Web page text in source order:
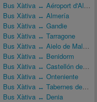
Bus Xàtiva ↔ Aéroport d'Alicante (ALC)
Bus Xàtiva ↔ Almería
Bus Xàtiva ↔ Gandie
Bus Xàtiva ↔ Tarragone
Bus Xàtiva ↔ Aielo de Malferit
Bus Xàtiva ↔ Benidorm
Bus Xàtiva ↔ Castellón de la Plana
Bus Xàtiva ↔ Onteniente
Bus Xàtiva ↔ Tabernes de Valldigna
Bus Xàtiva ↔ Denia